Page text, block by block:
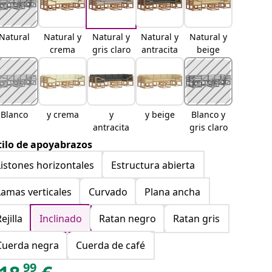
Natural y
crema
Natural y
gris claro
Natural y
antracita
Natural y
beige
Blanco y crema
y
antracita
y beige
Blanco y
gris claro
de apoyabrazos
horizontales
Estructura abierta
verticales
Curvado
Plana ancha
Inclinado Ratan negro
Ratan gris
negra
Cuerda de café
99